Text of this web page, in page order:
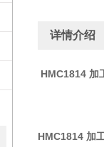
详情介绍
HMC1814 加
HMC1814 加